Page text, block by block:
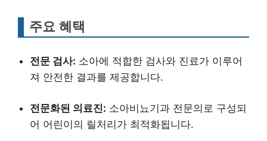
주요 혜택
전문 검사: 소아에 적합한 검사와 진료가 이루어
져 안전한 결과를 제공합니다.
전문화된 의료진: 소아비뇨기과 전문의로 구성되
어 어린이의 릴처리가 최적화됩니다.